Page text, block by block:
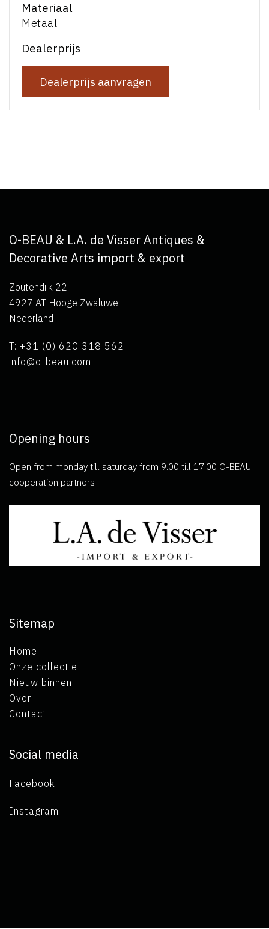
Materiaal
Metaal
Dealerprijs
Dealerprijs aanvragen
O-BEAU & L.A. de Visser Antiques &
Decorative Arts import & export
Zoutendijk 22
4927 AT Hooge Zwaluwe
Nederland
T: +31 (0) 620 318 562
info@o-beau.com
Opening hours
Open from monday till saturday from 9.00 till 17.00 O-BEAU
cooperation partners
Sitemap
Home
Onze collectie
Nieuw binnen
Over
Contact
Social media
Facebook
Instagram